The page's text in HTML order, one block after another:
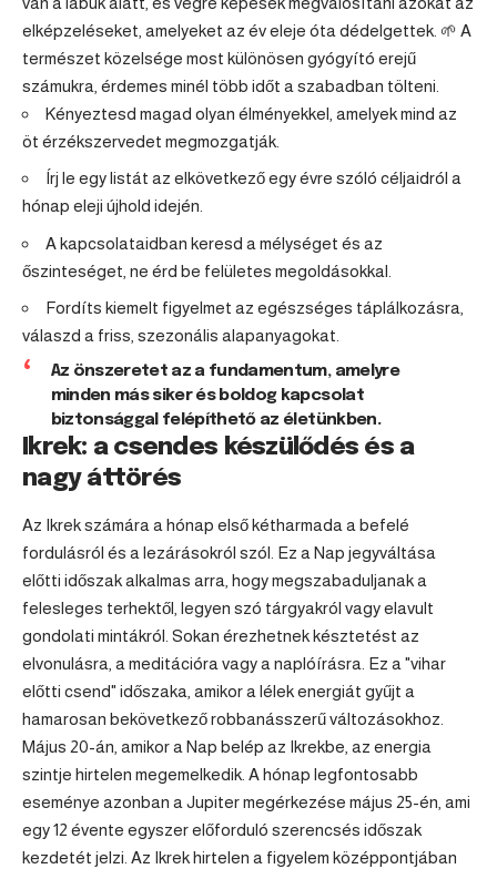
elképzeléseket, amelyeket az év eleje óta dédelgettek. 🌱 A
természet közelsége most különösen gyógyító erejű
számukra, érdemes minél több időt a szabadban tölteni.
Kényeztesd magad olyan élményekkel, amelyek mind az
öt érzékszervedet megmozgatják.
Írj le egy listát az elkövetkező egy évre szóló céljaidról a
hónap eleji újhold idején.
A kapcsolataidban keresd a mélységet és az
őszinteséget, ne érd be felületes megoldásokkal.
Fordíts kiemelt figyelmet az egészséges táplálkozásra,
válaszd a friss, szezonális alapanyagokat.
Az önszeretet az a fundamentum, amelyre
minden más siker és boldog kapcsolat
biztonsággal felépíthető az életünkben.
Ikrek: a csendes készülődés és a
nagy áttörés
Az Ikrek számára a hónap első kétharmada a befelé
fordulásról és a lezárásokról szól. Ez a Nap jegyváltása
előtti időszak alkalmas arra, hogy megszabaduljanak a
felesleges terhektől, legyen szó tárgyakról vagy elavult
gondolati mintákról. Sokan érezhetnek késztetést az
elvonulásra, a meditációra vagy a naplóírásra. Ez a "vihar
előtti csend" időszaka, amikor a lélek energiát gyűjt a
hamarosan bekövetkező robbanásszerű változásokhoz.
Május 20-án, amikor a Nap belép az Ikrekbe, az energia
szintje hirtelen megemelkedik. A hónap legfontosabb
eseménye azonban a Jupiter megérkezése május 25-én, ami
egy 12 évente egyszer előforduló szerencsés időszak
kezdetét jelzi. Az Ikrek hirtelen a figyelem középpontjában